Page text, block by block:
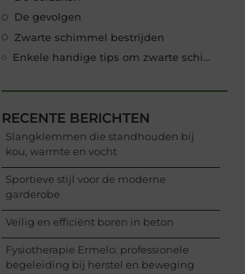
De gevolgen
Zwarte schimmel bestrijden
Enkele handige tips om zwarte schimmel te voorkomen
RECENTE BERICHTEN
Slangklemmen die standhouden bij
kou, warmte en vocht
Sportieve stijl voor de moderne
garderobe
Veilig en efficiënt boren in beton
Fysiotherapie Ermelo: professionele
begeleiding bij herstel en beweging